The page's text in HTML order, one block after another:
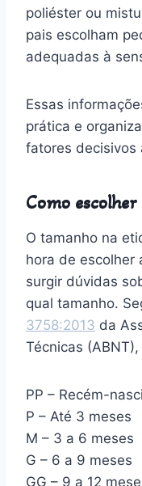
poliéster ou
pais escolham
adequadas à
Essas
prática e
fatores decisivos
Como
O tamanho na
hora de escolher
surgir dúvidas
qual tamanho.
3758:2013 da
Técnicas
PP – Recém-
P – Até 3 meses
M – 3 a 6 meses
G – 6 a 9 meses
GG – 9 a 12